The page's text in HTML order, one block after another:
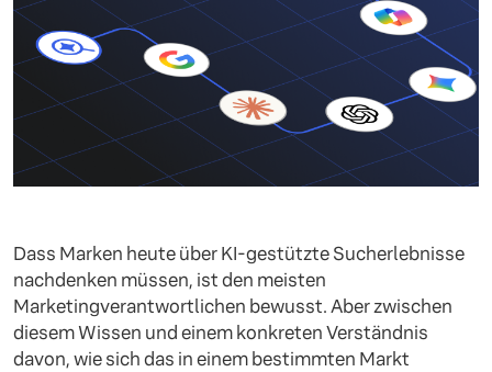
Dass Marken heute über KI-gestützte Sucherlebnisse
nachdenken müssen, ist den meisten
Marketingverantwortlichen bewusst. Aber zwischen
diesem Wissen und einem konkreten Verständnis
davon, wie sich das in einem bestimmten Markt